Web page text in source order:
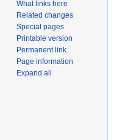
What links here
Related changes
Special pages
Printable version
Permanent link
Page information
Expand all